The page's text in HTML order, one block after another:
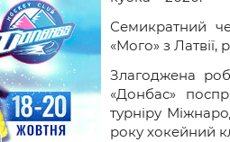
документи
Федерації
Семикратний
«Мого» з Латвії,
Злагоджена
«Донбас»
турніру
року хокейний